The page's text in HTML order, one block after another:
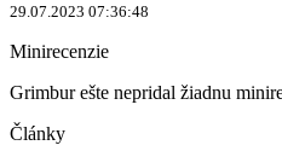
29.07.2023 07:36:48
Minirecenzie
Grimbur ešte nepridal žiadnu
Články